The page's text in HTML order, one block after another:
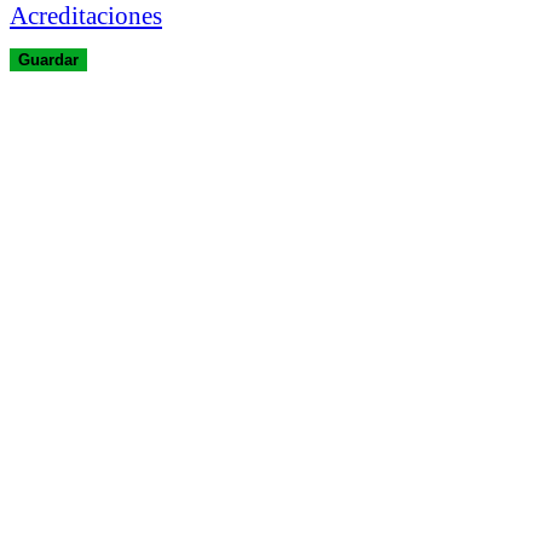
Acreditaciones
Guardar